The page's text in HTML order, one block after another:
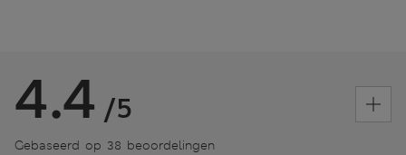
4.4 /5
Gebaseerd op 38 beoordelingen